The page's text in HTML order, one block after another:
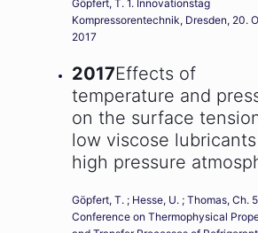
Göpfert, T. 1. Innovationstag
Kompressorentechnik, Dresden, 20.
2017
2017Effects of
temperature and
on the surface
low viscose
high pressure
Göpfert, T. ; Hesse, U. ; Thomas, Ch.
Conference on Thermophysical